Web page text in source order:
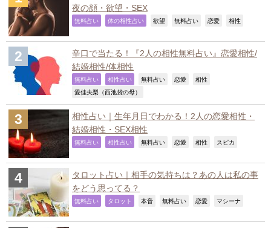
夜の顔・欲望・SEX
無料占い 体の相性占い 欲望 無料占い 恋愛 相性
辛口で当たる！『2人の相性無料占い』恋愛相性/
結婚相性/体相性
無料占い 相性占い 無料占い 恋愛 相性
愛佳央梨（西池袋の母）
相性占い｜生年月日でわかる！2人の恋愛相性・
結婚相性・SEX相性
無料占い 相性占い 無料占い 恋愛 相性 スピカ
タロット占い｜相手の気持ちは？あの人は私の事
をどう思ってる？
無料占い タロット 本音 無料占い 恋愛 マシーナ